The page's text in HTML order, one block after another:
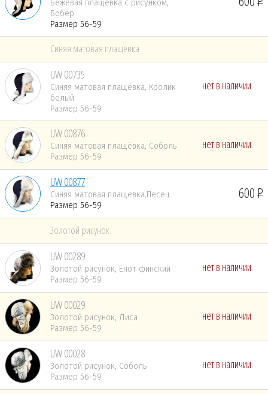
Бежевая плащёвка с рисунком,
Бобёр
Размер 56-59
Синяя матовая плащёвка
UW 00735
Синяя матовая плащёвка, Кролик
белый
Размер 56-59
нет в наличии
UW 00876
Синяя матовая плащёвка, Соболь
Размер 56-59
нет в наличии
UW 00877
Синяя матовая плащевка,Песец
Размер 56-59
600
Золотой рисунок
UW 00289
Золотой рисунок, Енот финский
Размер 56-59
нет в наличии
UW 00029
Золотой рисунок, Лиса
Размер 56-59
нет в наличии
UW 00028
Золотой рисунок, Соболь
Размер 56-59
нет в наличии